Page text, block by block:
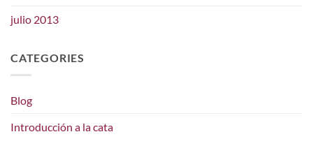
julio 2013
CATEGORIES
Blog
Introducción a la cata